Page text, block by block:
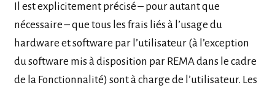
Il est explicitement précisé – pour autant que
nécessaire – que tous les frais liés à l’usage du
hardware et software par l’utilisateur (à l’exception
du software mis à disposition par REMA dans le cadre
de la Fonctionnalité) sont à charge de l’utilisateur. Les